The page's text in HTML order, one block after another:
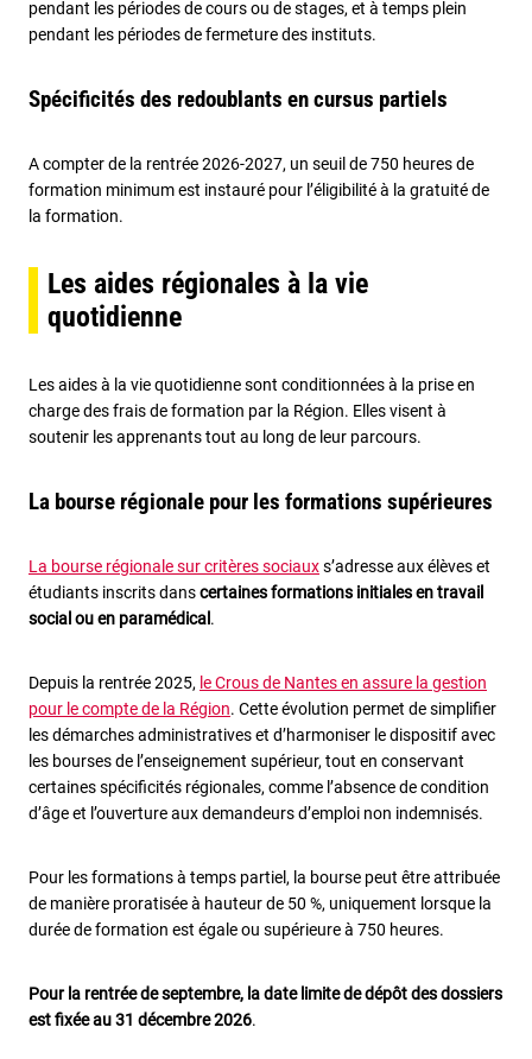
pendant les périodes de cours ou de stages, et à temps plein
pendant les périodes de fermeture des instituts.
Spécificités des redoublants en cursus partiels
A compter de la rentrée 2026-2027, un seuil de 750 heures de
formation minimum est instauré pour l’éligibilité à la gratuité de
la formation.
Les aides régionales à la vie
quotidienne
Les aides à la vie quotidienne sont conditionnées à la prise en
charge des frais de formation par la Région. Elles visent à
soutenir les apprenants tout au long de leur parcours.
La bourse régionale pour les formations supérieures
La bourse régionale sur critères sociauxs’adresse aux élèves et
étudiants inscrits danscertaines formations initiales en travail
social ou en paramédical .
Depuis la rentrée 2025, le Crous de Nantes en assure la gestion
pour le compte de la Région. Cette évolution permet de simplifier
les démarches administratives et d’harmoniser le dispositif avec
les bourses de l’enseignement supérieur, tout en conservant
certaines spécificités régionales, comme l’absence de condition
d’âge et l’ouverture aux demandeurs d’emploi non indemnisés.
Pour les formations à temps partiel, la bourse peut être attribuée
de manière proratisée à hauteur de 50 %, uniquement lorsque la
durée de formation est égale ou supérieure à 750 heures.
Pour la rentrée de septembre, la date limite de dépôt des dossiers
est fixée au 31 décembre 2026.